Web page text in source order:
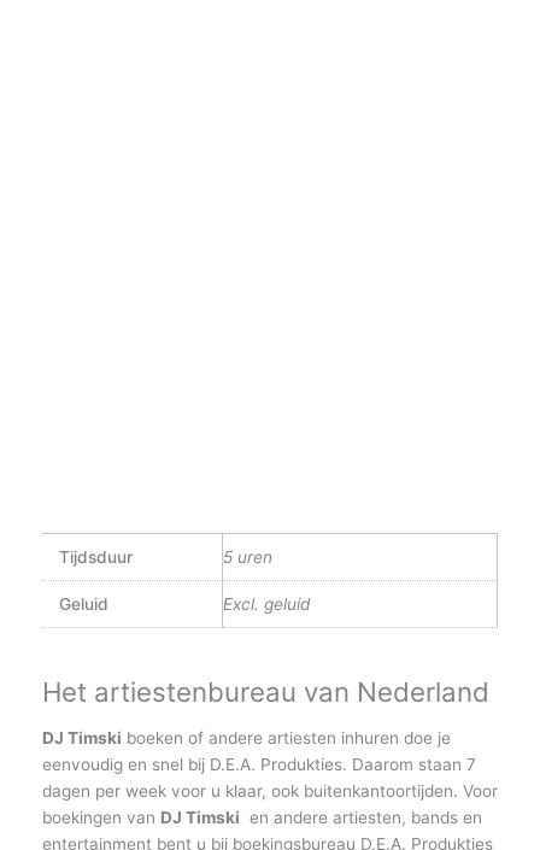
Tijdsduur 5 uren
Geluid Excl. geluid
Het artiestenbureau van Nederland
DJ Timski boeken of andere artiesten inhuren doe je
eenvoudig en snel bij D.E.A. Produkties. Daarom staan 7
dagen per week voor u klaar, ook buitenkantoortijden. Voor
boekingen van DJ Timski en andere artiesten, bands en
entertainment bent u bij boekingsbureau D.E.A. Produkties